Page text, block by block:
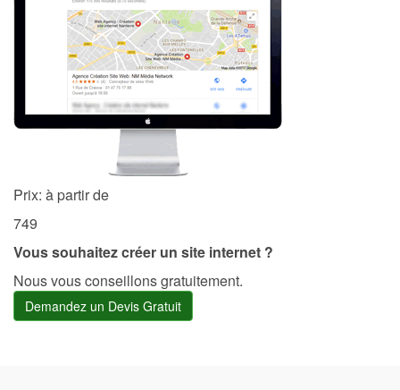
Prix: à partir de
749
Vous souhaitez créer un site internet ?
Nous vous conseillons gratuitement.
Demandez un Devis Gratuit